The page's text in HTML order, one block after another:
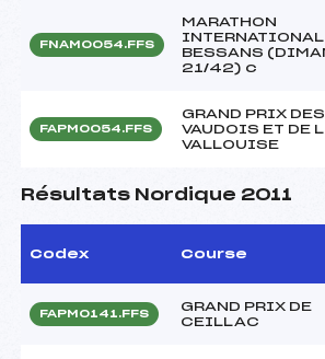
FNAM0054.FFS
MARATHON
INTERNATIONAL
BESSANS
21/42) c
FAPM0054.FFS
GRAND PRIX DES
VAUDOIS ET DE
VALLOUISE
Résultats Nordique 2011
Codex Course
FAPM0141.FFS
GRAND PRIX DE
CEILLAC